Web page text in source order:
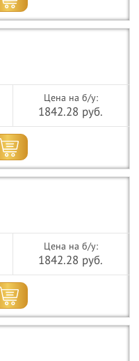
Цена на б/у:
1842.28 руб.
Цена на б/у:
1842.28 руб.